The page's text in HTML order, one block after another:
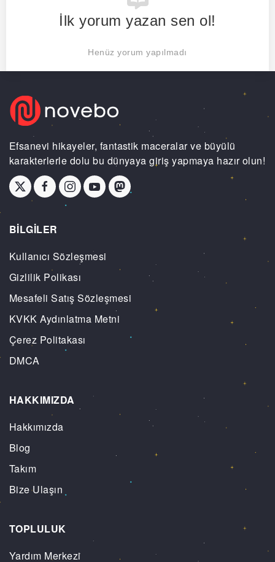
İlk yorum yazan sen ol!
Henüz yorum yapılmadı
Efsanevi hikayeler, fantastik maceralar ve büyülü
karakterlerle dolu bu dünyaya giriş yapmaya hazır olun!
BİLGİLER
Kullanıcı Sözleşmesi
Gizlilik Polikası
Mesafeli Satış Sözleşmesi
KVKK Aydınlatma Metni
Çerez Politakası
DMCA
HAKKIMIZDA
Hakkımızda
Blog
Takım
Bize Ulaşın
TOPLULUK
Yardım Merkezi